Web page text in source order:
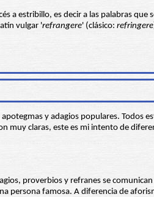
a estribillo, es decir a las palabras que
vulgar 'refrangere' (clásico: refringere
y adagios populares. Todos
muy claras, este es mi intento de
proverbios y refranes se
persona famosa. A diferencia de